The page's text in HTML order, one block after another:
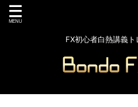
FX初心者白熱講義